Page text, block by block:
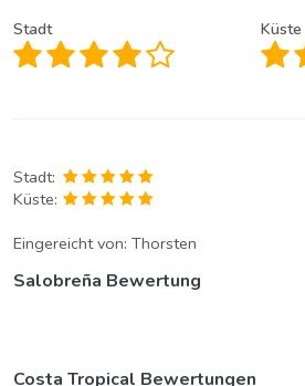
Stadt Küste
Stadt:
Küste:
Eingereicht von: Thorsten
Salobreña Bewertung
Costa Tropical Bewertungen